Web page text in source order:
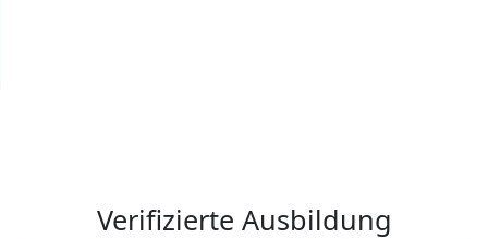
Verifizierte Ausbildung